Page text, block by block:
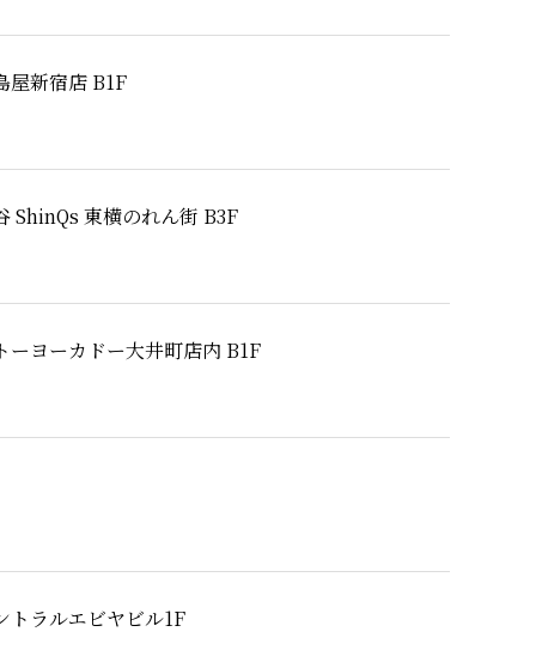
屋新宿店 B1F
ShinQs 東横のれん街 B3F
ーヨーカドー大井町店内 B1F
トラルエビヤビル1F